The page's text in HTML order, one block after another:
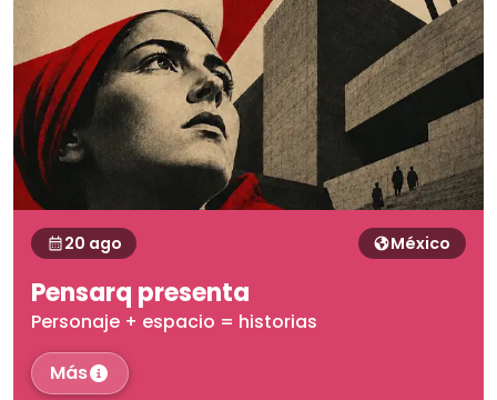
20 ago México
Pensarq presenta
Personaje + espacio = historias
Más